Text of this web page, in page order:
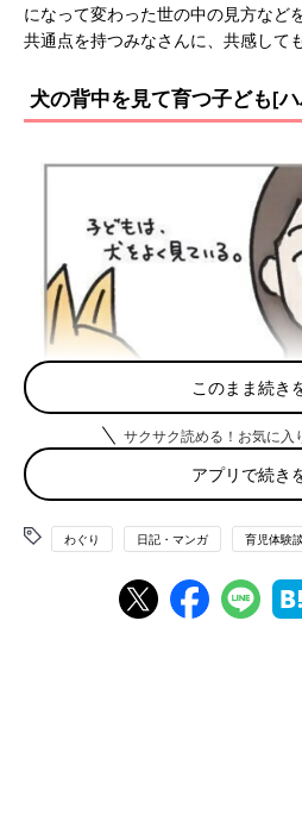
になって変わった世の中の見方など
共通点を持つみなさんに、共感して
犬の背中を見て育つ子ども[
我が家は柴犬を飼っています。ハハ
うちの犬は、不妊治療をしていた当
このまま続き
サクサク読める！お気に入
アプリで続き
わぐり 日記・マンガ 育児体験談